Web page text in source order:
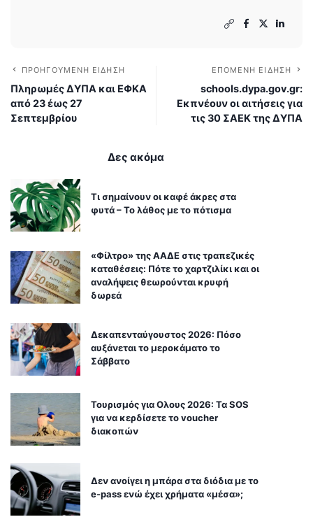
ΠΡΟΗΓΟΎΜΕΝΗ ΕΊΔΗΣΗ
Πληρωμές ΔΥΠΑ και ΕΦΚΑ
από 23 έως 27
Σεπτεμβρίου
ΕΠΌΜΕΝΗ ΕΊΔΗΣΗ
schools.dypa.gov.gr:
Εκπνέουν οι αιτήσεις για
τις 30 ΣΑΕΚ της ΔΥΠΑ
Δες ακόμα
Τι σημαίνουν οι καφέ άκρες στα
φυτά – Το λάθος με το πότισμα
«Φίλτρο» της ΑΑΔΕ στις τραπεζικές
καταθέσεις: Πότε το χαρτζιλίκι και οι
αναλήψεις θεωρούνται κρυφή
δωρεά
Δεκαπενταύγουστος 2026: Πόσο
αυξάνεται το μεροκάματο το
Σάββατο
Τουρισμός για Ολους 2026: Τα SOS
για να κερδίσετε το voucher
διακοπών
Δεν ανοίγει η μπάρα στα διόδια με το
e-pass ενώ έχει χρήματα «μέσα»;